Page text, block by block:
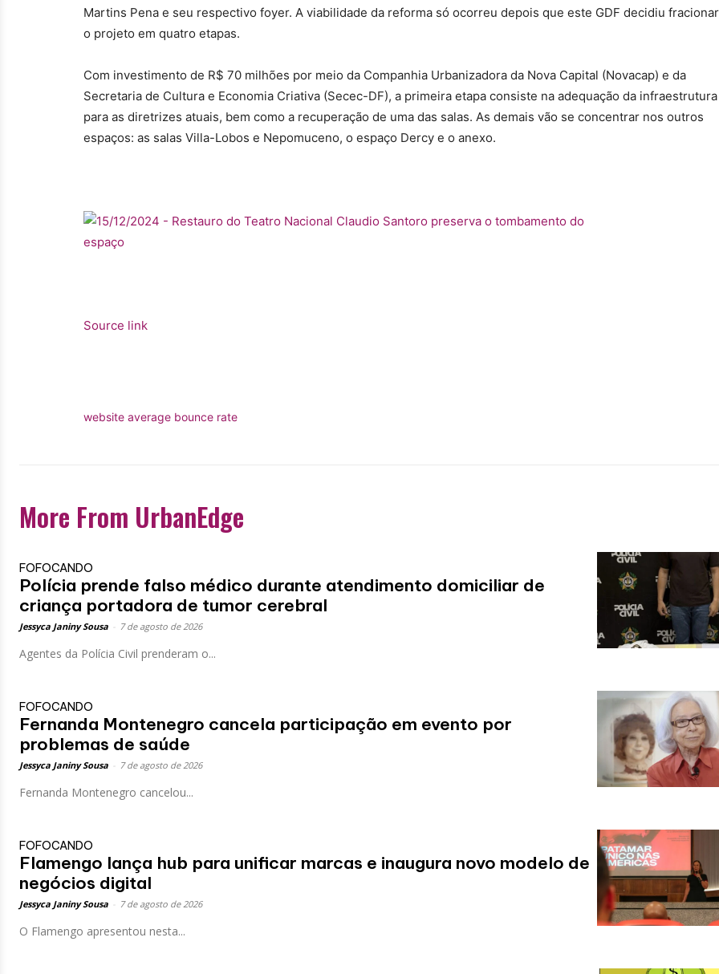
Martins Pena e seu respectivo foyer. A viabilidade da reforma só ocorreu depois que este GDF decidiu fracionar
o projeto em quatro etapas.
Com investimento de R$ 70 milhões por meio da Companhia Urbanizadora da Nova Capital (Novacap) e da
Secretaria de Cultura e Economia Criativa (Secec-DF), a primeira etapa consiste na adequação da infraestrutura
para as diretrizes atuais, bem como a recuperação de uma das salas. As demais vão se concentrar nos outros
espaços: as salas Villa-Lobos e Nepomuceno, o espaço Dercy e o anexo.
Source link
website average bounce rate
More From UrbanEdge
FOFOCANDO
Polícia prende falso médico durante atendimento domiciliar de
criança portadora de tumor cerebral
Jessyca Janiny Sousa 7 de agosto de 2026
Agentes da Polícia Civil prenderam o...
FOFOCANDO
Fernanda Montenegro cancela participação em evento por
problemas de saúde
Jessyca Janiny Sousa 7 de agosto de 2026
Fernanda Montenegro cancelou...
FOFOCANDO
Flamengo lança hub para unificar marcas e inaugura novo modelo de
negócios digital
Jessyca Janiny Sousa 7 de agosto de 2026
O Flamengo apresentou nesta...